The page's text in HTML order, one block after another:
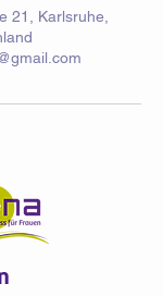
21, Karlsruhe,